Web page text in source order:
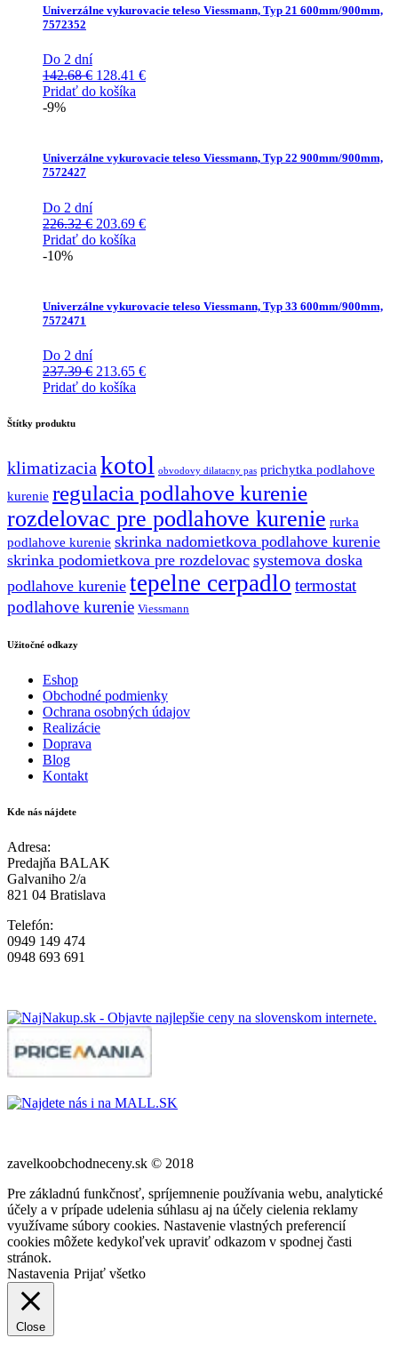
Univerzálne vykurovacie teleso Viessmann, Typ 21 600mm/900mm,
7572352
Do 2 dní
142.68€ Pôvodná
cena
128.41 €Aktuálna
Pridať do košíka
-9%
Univerzálne vykurovacie teleso Viessmann, Typ 22 900mm/900mm,
7572427
Do 2 dní
226.32€ Pôvodná
cena
203.69 €Aktuálna
Pridať do košíka
-10%
Univerzálne vykurovacie teleso Viessmann, Typ 33 600mm/900mm,
7572471
Do 2 dní
237.39€ Pôvodná
cena
213.65 €Aktuálna
Pridať do košíka
Štítky produktu
klimatizacia kotol obvodovy dilatacny pas prichytka podlahove
kurenie regulacia podlahove kurenie
rozdelovac pre podlahove kurenie rurka
podlahove kurenie skrinka nadomietkova podlahove kurenie
skrinka podomietkova pre rozdelovac systemova doska
podlahove kurenie tepelne cerpadlo termostat
podlahove kurenie Viessmann
Užitočné odkazy
Eshop
Obchodné podmienky
Ochrana osobných údajov
Realizácie
Doprava
Blog
Kontakt
Kde nás nájdete
Adresa:
Predajňa BALAK
Galvaniho 2/a
821 04 Bratislava
Telefón:
0949 149 474
0948 693 691
zavelkoobchodneceny.sk © 2018
Pre základnú funkčnosť, spríjemnenie používania webu, analytické
účely a v prípade udelenia súhlasu aj na účely cielenia reklamy
využívame súbory cookies. Nastavenie vlastných preferencií
cookies môžete kedykoľvek upraviť odkazom v spodnej časti
stránok.
Nastavenia Prijať všetko
Close